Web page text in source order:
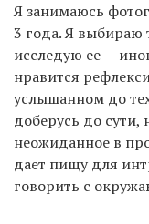
Я занимаюсь
3 года. Я выбираю
исследую ее —
нравится
услышанном до
доберусь до сути,
неожиданное в
дает пищу для
говорить с